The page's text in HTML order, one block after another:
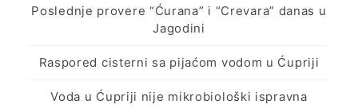
Poslednje provere “Ćurana” i “Crevara” danas u
Jagodini
Raspored cisterni sa pijaćom vodom u Ćupriji
Voda u Ćupriji nije mikrobiološki ispravna